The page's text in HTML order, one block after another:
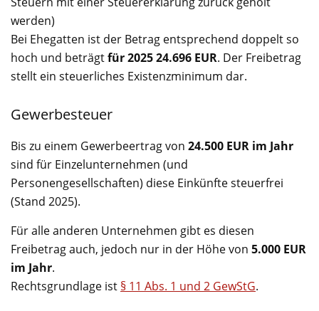
werden)
Bei Ehegatten ist der Betrag entsprechend doppelt so
hoch und beträgtfür 2025 24.696 EUR. Der Freibetrag
stellt ein steuerliches Existenzminimum dar.
Gewerbesteuer
Bis zu einem Gewerbeertrag von 24.500 EUR im Jahr
sind für Einzelunternehmen (und
Personengesellschaften) diese Einkünfte steuerfrei
(Stand 2025).
Für alle anderen Unternehmen gibt es diesen
Freibetrag auch, jedoch nur in der Höhe von 5.000 EUR
im Jahr.
Rechtsgrundlage ist § 11 Abs. 1 und 2 GewStG.